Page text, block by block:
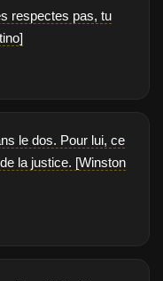
respectes pas, tu
le dos. Pour lui, ce
la justice. [Winston